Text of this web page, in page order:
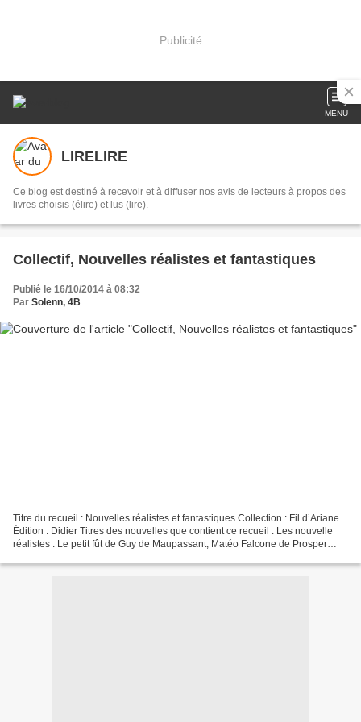
Publicité
MENU
LIRELIRE
Ce blog est destiné à recevoir et à diffuser nos avis de lecteurs à propos des
livres choisis (élire) et lus (lire).
Collectif, Nouvelles réalistes et fantastiques
Publié le 16/10/2014 à 08:32
Par Solenn, 4B
Titre du recueil : Nouvelles réalistes et fantastiques Collection : Fil d’Ariane
Édition : Didier Titres des nouvelles que contient ce recueil : Les nouvelle
réalistes : Le petit fût de Guy de Maupassant, Matéo Falcone de Prosper